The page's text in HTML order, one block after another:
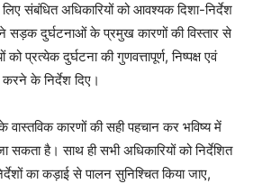
संबंधित अधिकारियों को आवश्यक दिशा-निर्देश
सड़क दुर्घटनाओं के प्रमुख कारणों की विस्तार से
को प्रत्येक दुर्घटना की गुणवत्तापूर्ण, निष्पक्ष एवं
करने के निर्देश दिए।
वास्तविक कारणों की सही पहचान कर भविष्य में
सकता है। साथ ही सभी अधिकारियों को निर्देशित
का कड़ाई से पालन सुनिश्चित किया जाए,